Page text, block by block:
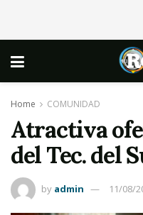
Home COMUNIDAD
Atractiva
del Tec. del
by admin 11/08/